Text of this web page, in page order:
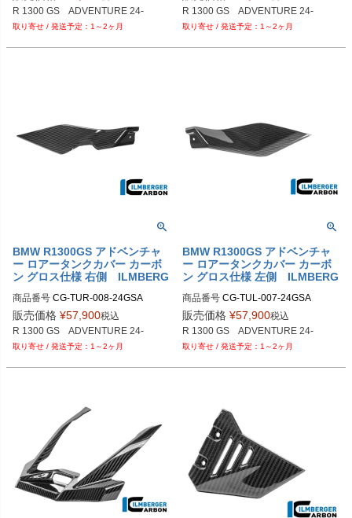
1～2ヶ月 1～2ヶ月
BMW R1300GS アドベンチャ
ー ロアータンクカバー カーボ
ン グロス仕様 右側 ILMBERG
商品番号 CG-TUR-008-24GSA
M品番：CG.TUR.008.24GSA
販売価格 ¥57,900税込
1～2ヶ月
BMW R1300GS アドベンチャ
ー ロアータンクカバー カーボ
ン グロス仕様 左側 ILMBERG
商品番号 CG-TUL-007-24GSA
M品番：CG.TUL.007.24GSA
販売価格 ¥57,900税込
1～2ヶ月